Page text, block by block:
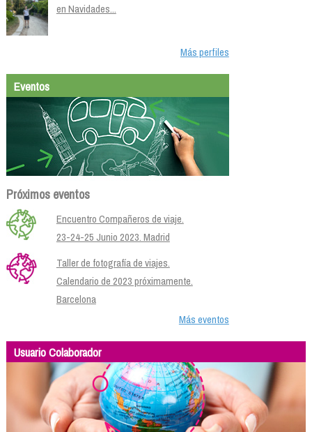
en Navidades...
Más perfiles
Eventos
Próximos eventos
Encuentro Compañeros de viaje.
23-24-25 Junio 2023. Madrid
Taller de fotografía de viajes.
Calendario de 2023 próximamente.
Barcelona
Más eventos
Usuario Colaborador